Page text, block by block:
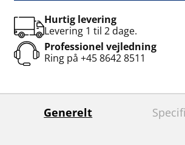
Hurtig levering
Levering 1 til 2 dage.
Professionel vejledning
Ring på +45 8642 8511
Generelt